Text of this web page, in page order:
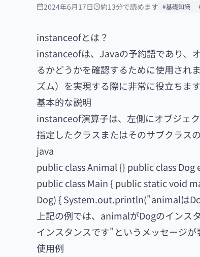
2024年6月17日 約13分で読めます #基礎知識
instanceofとは？
instanceofは、Javaの予約語であり、
るかどうかを確認するために使用され
ズム）を実現する際に非常に役立ちま
基本的な説明
instanceof演算子は、左側にオブジェ
指定したクラスまたはそのサブクラス
java
public class Animal {} public class Dog
public class Main { public static void
Dog) { System.out.println("animalは
上記の例では、animalがDogのイン
インスタンスです"というメッセージが
使用例